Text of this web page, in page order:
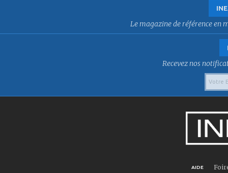
Le magazine de référence en
Recevez nos
AIDE